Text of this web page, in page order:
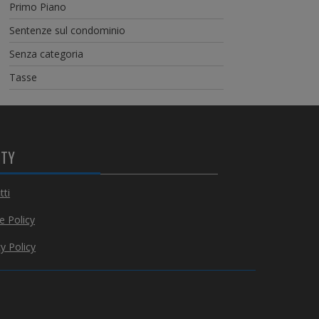
Primo Piano
Sentenze sul condominio
Senza categoria
Tasse
Policy
Policy